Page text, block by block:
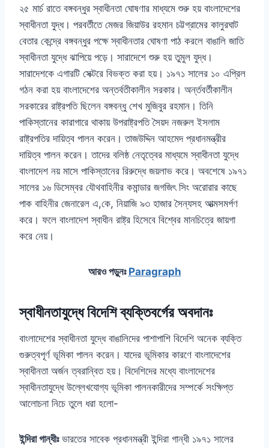
২৫ মার্চ রাতে বঙ্গবন্ধুর স্বাধীনতা ঘোষণার মাধ্যমে শুরু হয় বাংলাদেশের
স্বাধীনতা যুদ্ধ। পরবর্তীতে মেজর জিয়াউর রহমান চট্টগ্রামের কালুরঘাট
বেতার কেন্দ্রে বঙ্গবন্ধুর পক্ষে স্বাধীনতার ঘোষণা পাঠ করলে বাঙালি জাতি
স্বাধীনতা যুদ্ধে ঝাপিয়ে পড়ে। সারাদেশে শুরু হয় তুমুল যুদ্ধ।
সারাদেশকে এগারটি সেক্টরে বিভক্ত করা হয়। ১৯৭১ সালের ১০ এপ্রিল
গঠন করা হয় বাংলাদেশের অন্তর্বতীকালীন সরকার। অর্ন্তবর্তীকালীন
সরকারের রাষ্ট্রপতি ছিলেন বঙ্গবন্ধু শেখ মুজিবুর রহমান। তিনি
পাকিস্তানের কারাগারে থাকায় উপরাষ্ট্রপতি সৈয়দ নজরুল ইসলাম
রাষ্ট্রপতির দায়িত্ব পালন করেন। তাজউদ্দিন আহমেদ প্রধানমন্ত্রীর
দায়িত্ব পালন করেন। তাদের বলিষ্ঠ নেতৃত্বের মাধ্যমে স্বাধীনতা যুদ্ধে
বাংলাদেশ নয় মাসে পাকিস্তানের রিরুদ্ধে জয়লাভ করে। অবশেষে ১৯৭১
সালের ১৬ ডিসেম্বর যৌথবাহিনীর কমান্ডার জগজিৎ সিং অরোরার কাছে
পাক বাহিনীর জেনারেল এ,কে, নিয়াজি ৯৩ হাজার সৈন্যসহ আত্মসমর্পণ
করে। ফলে বাংলাদেশ স্বাধীন রাষ্ট্র হিসেবে বিশ্বের মানচিত্রে জায়গা
করে নেয়।
আরও পড়ুনঃ Paragraph
স্বাধীনতাযুদ্ধে বিদেশি ব্যক্তিবর্গের অবদানঃ
বাংলাদেশের স্বাধীনতা যুদ্ধে বাঙালিদের পাশাপাশি বিদেশি অনেক ব্যক্তি
গুরুত্বপূর্ণ ভূমিকা পালন করেন। যাদের ভূমিকার কারণে বাংলাদেশের
স্বাধীনতা অর্জন ত্বরান্বিত হয়। বিদেশিদের মধ্যে বাংলাদেশের
স্বাধীনতাযুদ্ধে উল্লেখযোগ্য ভূমিকা পালনকারীদের সম্পর্কে সংক্ষিপ্ত
আলোচনা নিচে তুলে ধরা হলো-
ইন্দিরা গান্ধীঃভারতের সাবেক প্রধানমন্ত্রী ইন্দিরা গান্ধী ১৯৭১ সালের